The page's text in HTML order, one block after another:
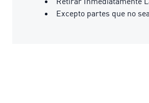
Excepto partes que no